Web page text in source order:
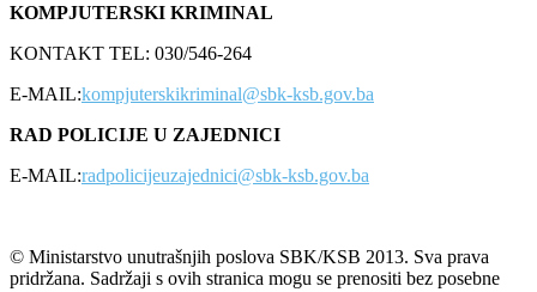
KOMPJUTERSKI KRIMINAL
KONTAKT TEL: 030/546-264
E-MAIL:kompjuterskikriminal@sbk-ksb.gov.ba
RAD POLICIJE U ZAJEDNICI
E-MAIL:radpolicijeuzajednici@sbk-ksb.gov.ba
© Ministarstvo unutrašnjih poslova SBK/KSB 2013. Sva prava
pridržana. Sadržaji s ovih stranica mogu se prenositi bez posebne